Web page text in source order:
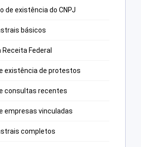
de existência do CNPJ
básicos
Federal
existência de protestos
consultas recentes
empresas vinculadas
completos